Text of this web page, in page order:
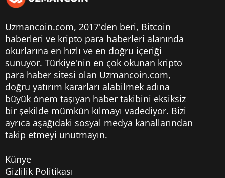
Uzmancoin.com, 2017'den beri, Bitcoin
haberleri ve kripto para haberleri alanında
okurlarına en hızlı ve en doğru içeriği
sunuyor. Türkiye'nin en çok okunan kripto
para haber sitesi olan Uzmancoin.com,
doğru yatırım kararları alabilmek adına
büyük önem taşıyan haber takibini eksiksiz
bir şekilde mümkün kılmayı vadediyor. Bizi
ayrıca aşağıdaki sosyal medya kanallarından
takip etmeyi unutmayın.
Künye
Gizlilik Politikası